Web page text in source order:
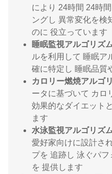
により 24時間 24時
ングし 異常変化を検
のに 役立っています
睡眠監視アルゴリズ
ルを利用して 睡眠ア
確に特定し 睡眠品質
カロリー燃焼アルゴ
ータに基づいて カロ
効果的なダイエット
ます
水泳監視アルゴリズ
愛好家向けに設計さ
プを 追跡し 泳ぐパ
を 提供します